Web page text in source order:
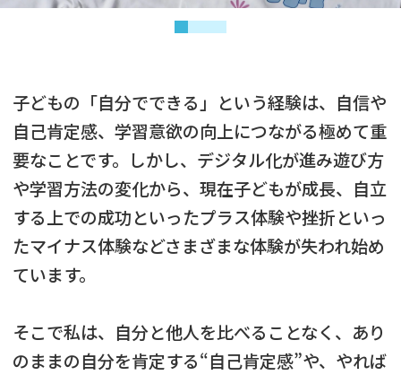
子どもの「自分でできる」という経験は、自信や
自己肯定感、学習意欲の向上につながる極めて重
要なことです。しかし、デジタル化が進み遊び方
や学習方法の変化から、現在子どもが成長、自立
する上での成功といったプラス体験や挫折といっ
たマイナス体験などさまざまな体験が失われ始め
ています。
そこで私は、自分と他人を比べることなく、あり
のままの自分を肯定する“自己肯定感”や、やれば